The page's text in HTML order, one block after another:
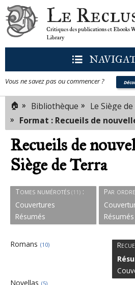
Le
Critiques des publications et Ebooks
Library
Vous ne savez pas ou commencer ?
🏠 » Bibliothèque » Le Siège
» Format : Recueils de
Recueils de
Siège de Terra
Tomes numérotés (11) :
Couvertures
Résumés
Par
Résumés
Romans (10)
Novellas (5)